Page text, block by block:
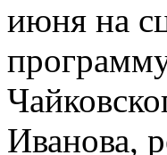
июня на
Иванова,